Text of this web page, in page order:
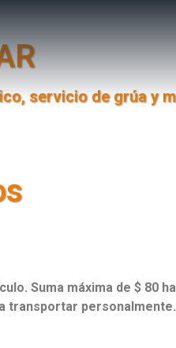
servicio de grúa y
Suma máxima de $ 80
transportar personalmente.